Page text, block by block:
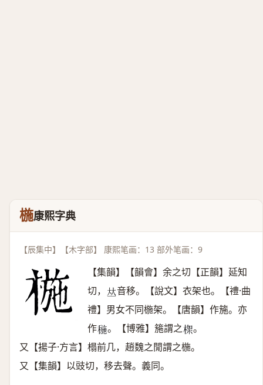
椸康熙字典
【辰集中】【木字部】 康熙笔画：13 部外笔画：9
【集韻】【韻會】余之切【正韻】延知
切， 𠀤音移。【說文】衣架也。【禮·曲
禮】男女不同椸架。【唐韻】作箷。亦
作𥠥 。【博雅】箷謂之𣕧。
又【揚子·方言】榻前几，趙魏之閒謂之椸。
又【集韻】以豉切，移去聲。義同。